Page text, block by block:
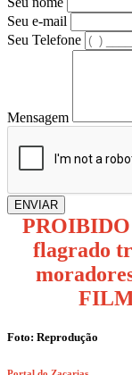
Seu e-mail
Seu Telefone
Mensagem
ENVIAR
PROIBIDO
flagrado
Foto: Reprodução